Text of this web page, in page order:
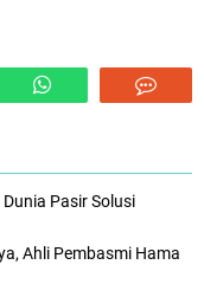
Pasir Solusi
Ahli Pembasmi Hama